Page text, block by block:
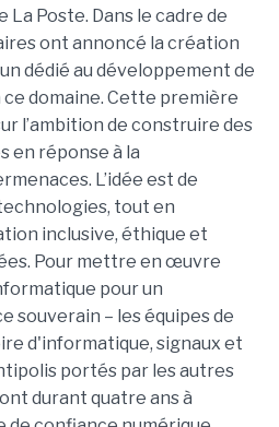
Poste. Dans le cadre de
ont annoncé la création
dédié au développement de
domaine. Cette première
l’ambition de construire des
en réponse à la
L’idée est de
tout en
inclusive, éthique et
Pour mettre en œuvre
pour un
souverain – les équipes de
d'informatique, signaux et
portés par les autres
durant quatre ans à